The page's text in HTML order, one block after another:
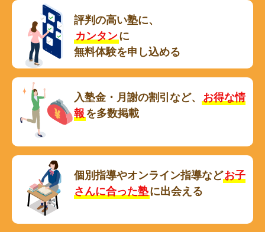
評判の高い塾に、
カンタンに
無料体験を申し込める
入塾金・月謝の割引など、
お得な情
報を多数掲載
個別指導やオンライン指導などお子
さんに合った塾に出会える